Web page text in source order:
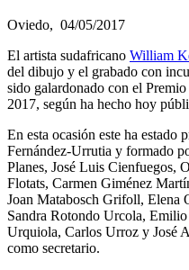
Oviedo, 04/05/2017
El artista sudafricano William
del dibujo y el grabado con
sido galardonado con el
2017, según ha hecho hoy
En esta ocasión este ha estado
Fernández-Urrutia y formado
Planes, José Luis Cienfuegos,
Flotats, Carmen Giménez
Joan Matabosch Grifoll, Elena
Sandra Rotondo Urcola,
Urquiola, Carlos Urroz y José
como secretario.